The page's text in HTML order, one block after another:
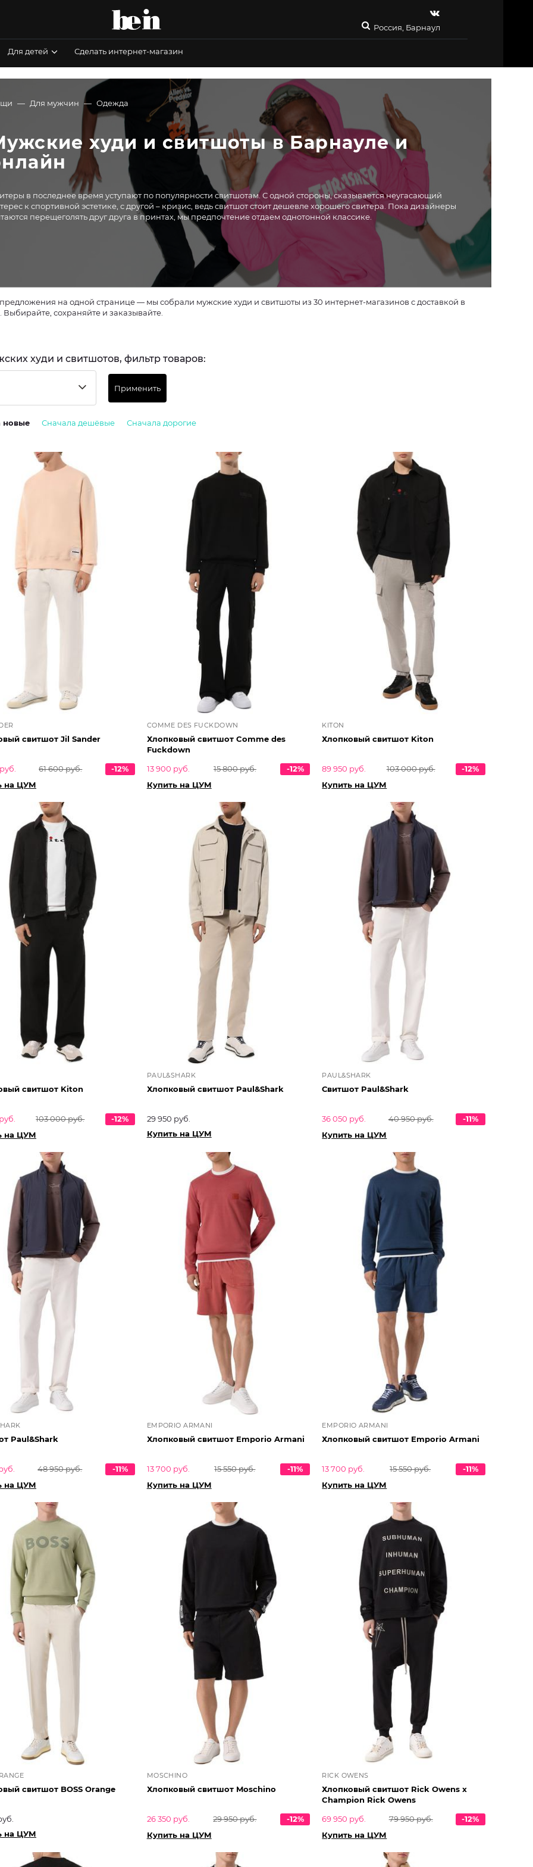
Россия, Барнаул
Для детей Сделать интернет-магазин
Для мужчин Одежда
худи и свитшоты в Барнауле и
в последнее время уступают по популярности свитшотам. С одной стороны, сказывается неугасающий
к спортивной эстетике, с другой – кризис, ведь свитшот стоит дешевле хорошего свитера. Пока дизайнеры
перещеголять друг друга в принтах, мы предпочтение отдаем однотонной классике.
на одной странице — мы собрали мужские худи и свитшоты из 30 интернет-магазинов с доставкой в
Выбирайте, сохраняйте и заказывайте.
худи и свитшотов, фильтр товаров:
Применить
новые Сначала дешёвые Сначала дорогие
свитшот Jil Sander
61 600 руб.
-12%
на ЦУМ
COMME DES FUCKDOWN
Хлопковый свитшот Comme des
Fuckdown
13 900 руб.
15 800 руб.
-12%
Купить на ЦУМ
KITON
Хлопковый свитшот Kiton
89 950 руб. 103 000 руб.
-12%
Купить на ЦУМ
свитшот Kiton
103 000 руб.
-12%
на ЦУМ
PAUL&SHARK
Хлопковый свитшот Paul&Shark
29 950 руб.
Купить на ЦУМ
PAUL&SHARK
Свитшот Paul&Shark
36 050 руб. 40 950 руб.
-11%
Купить на ЦУМ
Paul&Shark
48 950 руб.
-11%
на ЦУМ
EMPORIO ARMANI
Хлопковый свитшот Emporio Armani
13 700 руб. 15 550 руб.
-11%
Купить на ЦУМ
EMPORIO ARMANI
Хлопковый свитшот Emporio Armani
13 700 руб. 15 550 руб.
-11%
Купить на ЦУМ
свитшот BOSS Orange
на ЦУМ
MOSCHINO
Хлопковый свитшот Moschino
26 350 руб. 29 950 руб.
-12%
Купить на ЦУМ
RICK OWENS
Хлопковый свитшот Rick Owens x
Champion Rick Owens
69 950 руб.
79 950 руб.
-12%
Купить на ЦУМ